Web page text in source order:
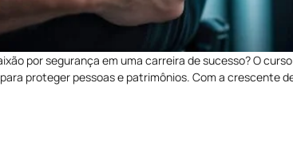
por segurança em uma carreira de sucesso? O
proteger pessoas e patrimônios. Com a crescente